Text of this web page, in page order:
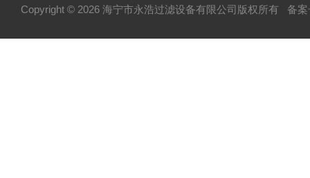
不锈钢配件系列
Copyright © 2026 海宁市永浩过滤设备有限公司版权所有 备案